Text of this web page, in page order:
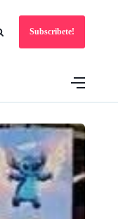
Subscribete!